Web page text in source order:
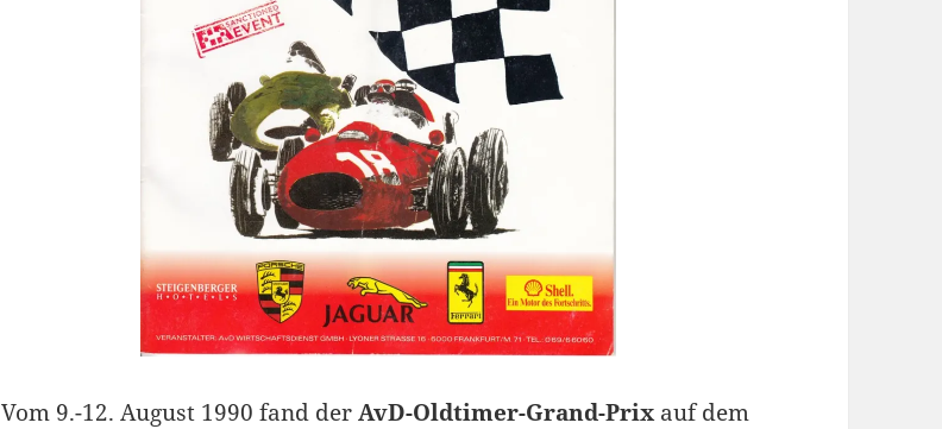
Vom 9.-12. August 1990 fand derAvD-Oldtimer-Grand-Prixauf dem